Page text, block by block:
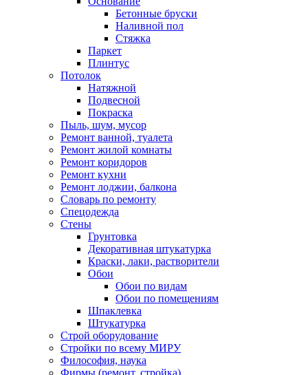
Бетонные бруски
Наливной пол
Стяжка
Паркет
Плинтус
Потолок
Натяжной
Подвесной
Покраска
Пыль, шум, мусор
Ремонт ванной, туалета
Ремонт жилой комнаты
Ремонт коридоров
Ремонт кухни
Ремонт лоджии, балкона
Словарь по ремонту
Спецодежда
Стены
Грунтовка
Декоративная штукатурка
Краски, лаки, растворители
Обои
Обои по видам
Обои по помещениям
Шпаклевка
Штукатурка
Строй оборудование
Стройки по всему МИРУ
Философия, наука
Фирмы (ремонт, стройка)